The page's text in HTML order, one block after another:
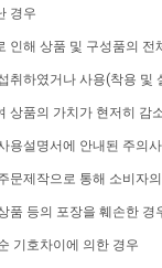
경우
인해 상품 및 구성품의
취하였거나 사용(착용 및
상품의 가치가 현저히 감
용설명서에 안내된 주의
문제작으로 통해 소비자
품 등의 포장을 훼손한 경
기호차이에 의한 경우